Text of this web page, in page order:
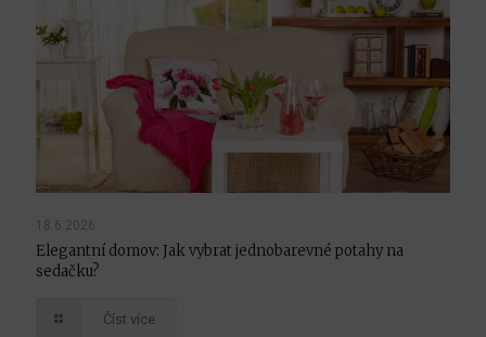
18.6.2026
Elegantní domov: Jak vybrat jednobarevné potahy na
sedačku?
Číst více